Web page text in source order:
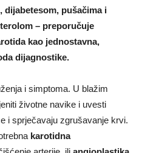
pušačima i
– preporučuje
kao jednostavna,
dijagnostike.
i simptoma. U blažim
životne navike i uvesti
i sprječavaju zgrušavanje krvi.
karotidna